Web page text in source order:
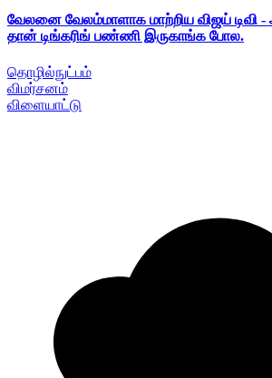
வேலனை வேலம்மாளாக மாற்றிய விஜய்
தான் டிங்கரிங் பண்ணி இருகாங்க போல.
தொழில்நுட்பம்
விமர்சனம்
விளையாட்டு